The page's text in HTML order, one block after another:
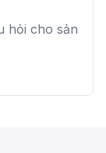
hỏi cho sản